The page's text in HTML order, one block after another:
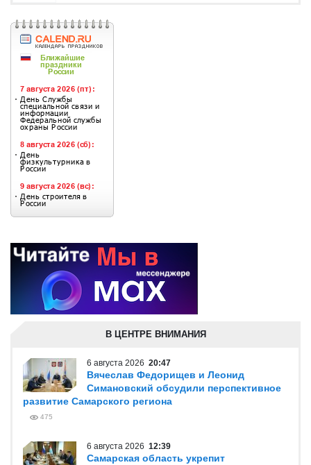
В ЦЕНТРЕ ВНИМАНИЯ
6 августа 2026 20:47
Вячеслав Федорищев и Леонид
Симановский обсудили перспективное
развитие Самарского региона
475
6 августа 2026 12:39
Самарская область укрепит